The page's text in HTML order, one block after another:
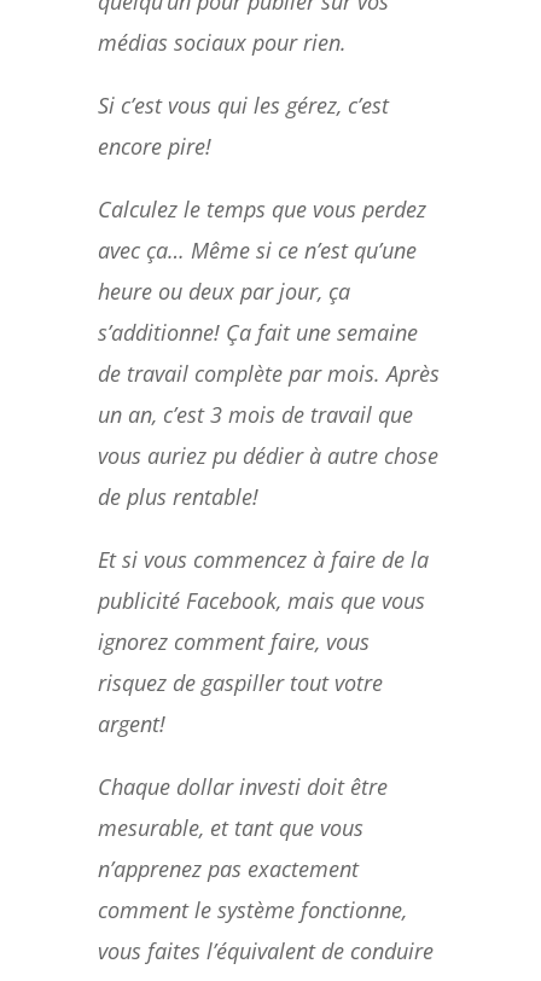
médias sociaux pour rien.
Si c’est vous qui les gérez, c’est
encore pire!
Calculez le temps que vous perdez
avec ça… Même si ce n’est qu’une
heure ou deux par jour, ça
s’additionne! Ça fait une semaine
de travail complète par mois. Après
un an, c’est 3 mois de travail que
vous auriez pu dédier à autre chose
de plus rentable!
Et si vous commencez à faire de la
publicité Facebook, mais que vous
ignorez comment faire, vous
risquez de gaspiller tout votre
argent!
Chaque dollar investi doit être
mesurable, et tant que vous
n’apprenez pas exactement
comment le système fonctionne,
vous faites l’équivalent de conduire